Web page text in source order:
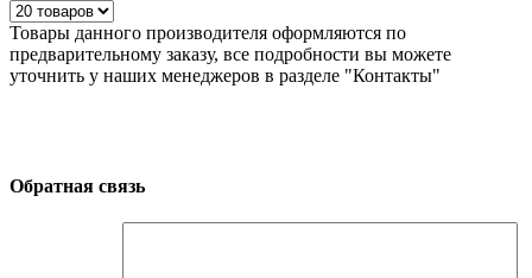
Товары данного производителя оформляются по
предварительному заказу, все подробности вы можете
уточнить у наших менеджеров в разделе "Контакты"
Обратная связь